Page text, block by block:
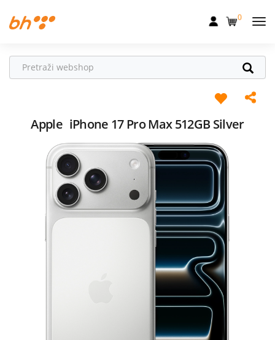
Fiksna
Televizija
Pogodnosti
0
Apple iPhone 17 Pro Max 512GB Silver